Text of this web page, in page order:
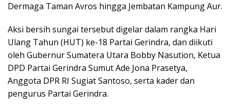
Dermaga Taman Avros hingga Jembatan Kampung Aur.
Aksi bersih sungai tersebut digelar dalam rangka Hari
Ulang Tahun (HUT) ke-18 Partai Gerindra, dan diikuti
oleh Gubernur Sumatera Utara Bobby Nasution, Ketua
DPD Partai Gerindra Sumut Ade Jona Prasetya,
Anggota DPR RI Sugiat Santoso, serta kader dan
pengurus Partai Gerindra.